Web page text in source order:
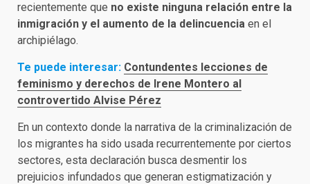
recientemente que no existe ninguna relación entre la
inmigración y el aumento de la delincuencia en el
archipiélago.
Te puede interesar: Contundentes lecciones de
feminismo y derechos de Irene Montero al
controvertido Alvise Pérez
En un contexto donde la narrativa de la criminalización de
los migrantes ha sido usada recurrentemente por ciertos
sectores, esta declaración busca desmentir los
prejuicios infundados que generan estigmatización y